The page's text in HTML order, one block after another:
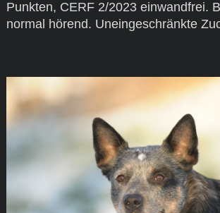
Punkten, CERF 2/2023 einwandfrei.
normal hörend. Uneingeschränkte